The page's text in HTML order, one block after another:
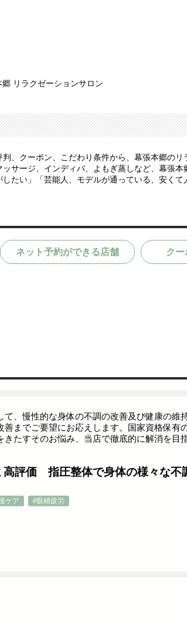
郷 リラクゼーションサロン
、クーポン、こだわり条件から、幕張本郷の
サージ、インディバ、よもぎ蒸しなど、幕張
たい」「芸能人、モデルが通っている、安く
ネット予約ができる店舗 クー
高評価 指圧整体で身体の様々な不
ケア #眼精疲労
て、慢性的な身体の不調の改善及び健康の
善までご要望にお応えします。国家資格保
きたすそのお悩み、当店で徹底的に解消を目